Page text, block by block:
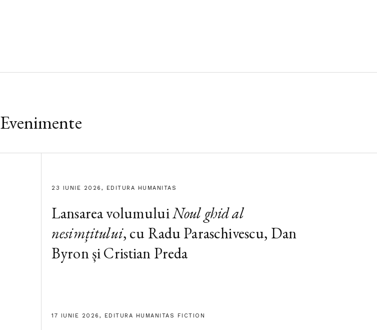
Evenimente
23 IUNIE 2026, EDITURA HUMANITAS
Lansarea volumuluiNoul ghid al
nesimțitului, cu Radu Paraschivescu, Dan
Byron și Cristian Preda
17 IUNIE 2026, EDITURA HUMANITAS FICTION